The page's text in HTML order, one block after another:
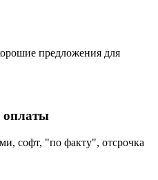
предложения для
оплаты
софт, "по факту", отсрочка